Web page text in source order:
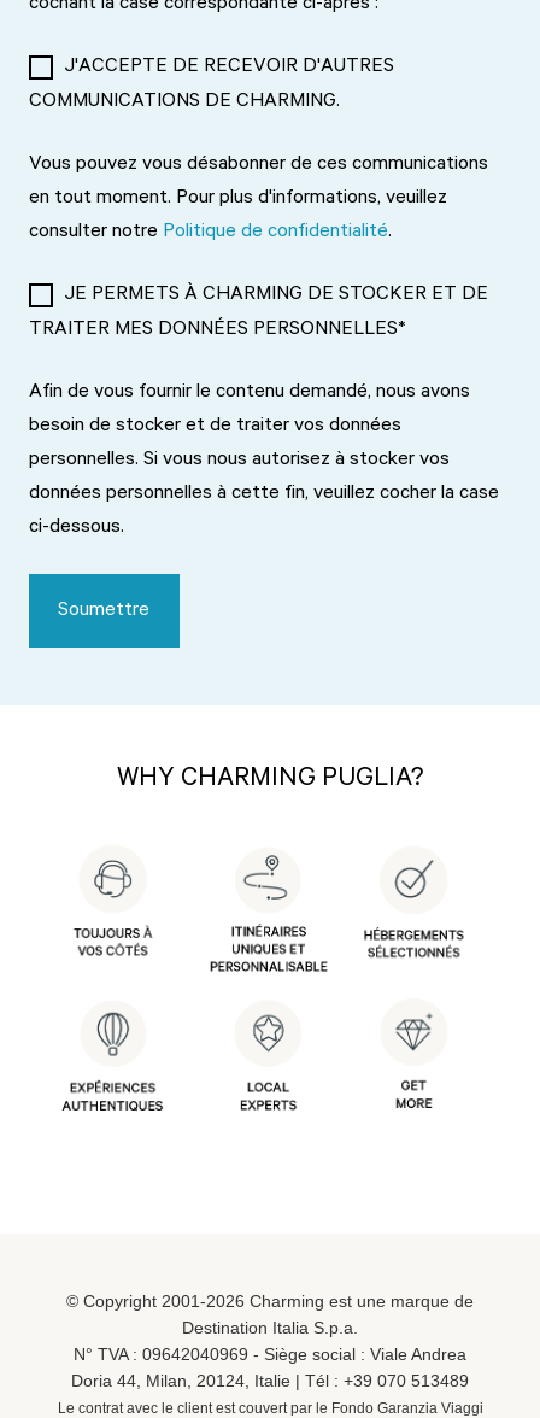
cochant la case correspondante ci-après :
J'ACCEPTE DE RECEVOIR D'AUTRES
COMMUNICATIONS DE CHARMING.
Vous pouvez vous désabonner de ces communications
en tout moment. Pour plus d'informations, veuillez
consulter notre Politique de confidentialité.
JE PERMETS À CHARMING DE STOCKER ET DE
TRAITER MES DONNÉES PERSONNELLES*
Afin de vous fournir le contenu demandé, nous avons
besoin de stocker et de traiter vos données
personnelles. Si vous nous autorisez à stocker vos
données personnelles à cette fin, veuillez cocher la case
ci-dessous.
WHY CHARMING PUGLIA?
© Copyright 2001-2026 Charming est une marque de
Destination Italia S.p.a.
N° TVA : 09642040969 - Siège social : Viale Andrea
Doria 44, Milan, 20124, Italie | Tél : +39 070 513489
Le contrat avec le client est couvert par le Fondo Garanzia Viaggi